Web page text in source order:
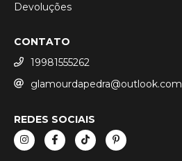
Devoluções
CONTATO
19981555262
glamourdapedra@outlook.com
REDES SOCIAIS